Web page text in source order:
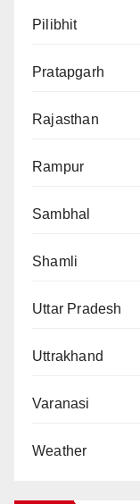
Pilibhit
Pratapgarh
Rajasthan
Rampur
Sambhal
Shamli
Uttar Pradesh
Uttrakhand
Varanasi
Weather